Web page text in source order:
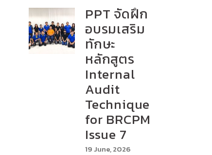
PPT จัดฝึก
อบรมเสริม
ทักษะ
หลักสูตร
Internal
Audit
Technique
for BRCPM
Issue 7
19 June, 2026